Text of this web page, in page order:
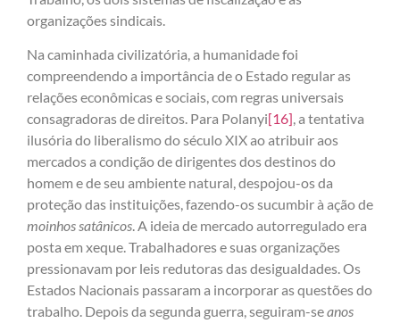
organizações sindicais.
Na caminhada civilizatória, a humanidade foi
compreendendo a importância de o Estado regular as
relações econômicas e sociais, com regras universais
consagradoras de direitos. Para Polanyi[16], a tentativa
ilusória do liberalismo do século XIX ao atribuir aos
mercados a condição de dirigentes dos destinos do
homem e de seu ambiente natural, despojou-os da
proteção das instituições, fazendo-os sucumbir à ação de
moinhos satânicos. A ideia de mercado autorregulado era
posta em xeque. Trabalhadores e suas organizações
pressionavam por leis redutoras das desigualdades. Os
Estados Nacionais passaram a incorporar as questões do
trabalho. Depois da segunda guerra, seguiram-seanos